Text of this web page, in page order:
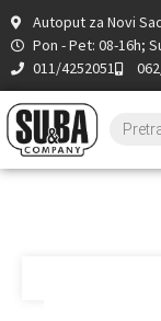
Autoput za Novi
Pon - Pet: 08-16h;
011/4252051